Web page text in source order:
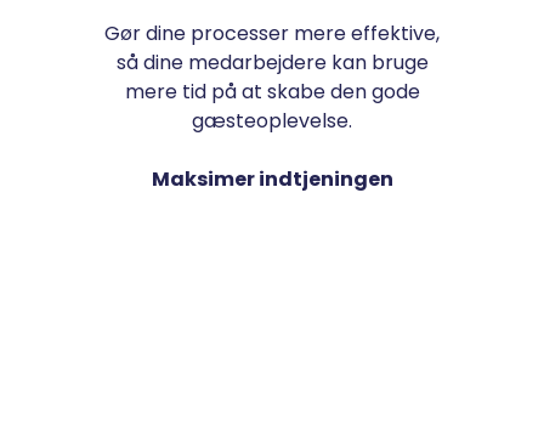
Gør dine processer mere effektive,
så dine medarbejdere kan bruge
mere tid på at skabe den gode
gæsteoplevelse.
Maksimer indtjeningen